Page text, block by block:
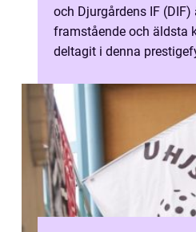
och Djurgårdens IF (DIF)
framstående och äldsta
deltagit i denna